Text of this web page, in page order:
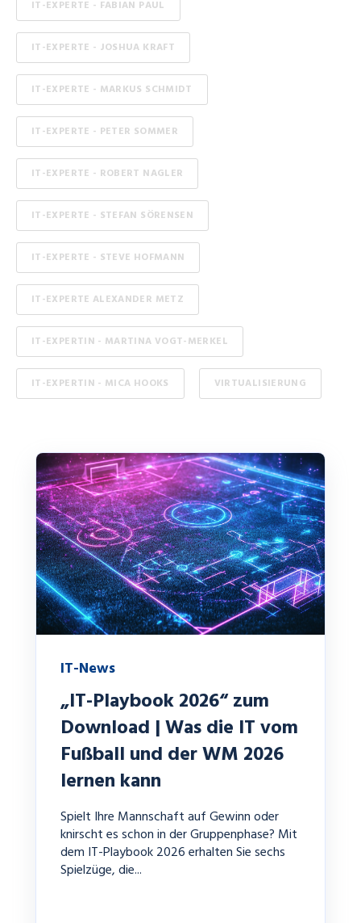
IT-EXPERTE - FABIAN PAUL
IT-EXPERTE - JOSHUA KRAFT
IT-EXPERTE - MARKUS SCHMIDT
IT-EXPERTE - PETER SOMMER
IT-EXPERTE - ROBERT NAGLER
IT-EXPERTE - STEFAN SÖRENSEN
IT-EXPERTE - STEVE HOFMANN
IT-EXPERTE ALEXANDER METZ
IT-EXPERTIN - MARTINA VOGT-MERKEL
IT-EXPERTIN - MICA HOOKS VIRTUALISIERUNG
IT-News
„IT-Playbook 2026“ zum
Download | Was die IT vom
Fußball und der WM 2026
lernen kann
Spielt Ihre Mannschaft auf Gewinn oder
knirscht es schon in der Gruppenphase? Mit
dem IT-Playbook 2026 erhalten Sie sechs
Spielzüge, die...